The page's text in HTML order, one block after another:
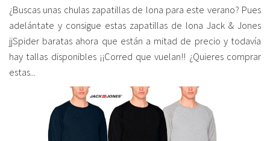
¿Buscas unas chulas zapatillas de lona para este verano? Pues
adelántate y consigue estas zapatillas de lona Jack & Jones
jjSpider baratas ahora que están a mitad de precio y todavía
hay tallas disponibles ¡¡Corred que vuelan!! ¿Quieres comprar
estas...